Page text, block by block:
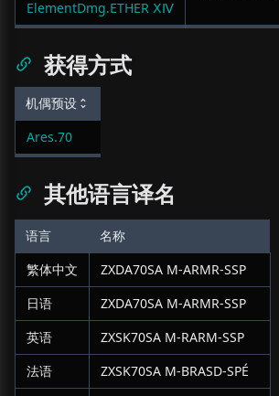
ElementDmg.ETHER ⅩⅣ
获得方式
机偶预设
Ares.70
其他语言译名
语言
名称
繁体中文
ZXDA70SA M-ARMR-SSP
日语
ZXDA70SA M-ARMR-SSP
英语
ZXSK70SA M-RARM-SSP
法语
ZXSK70SA M-BRASD-SPÉ